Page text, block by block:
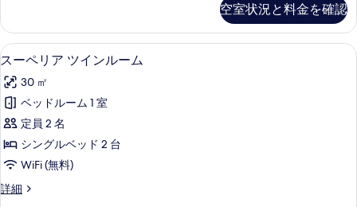
す
る
ー
ム
の
す
べ
て
の
写
真
ス
ツ
イ
ル
ー
の
詳
細
空室状況と料金を確認
ス
ー
ペ
リ
ア
ツ
イ
ン
高級寝具、羽毛の掛け布団、ミニバ
5
スーペリア ツインルーム
30 ㎡
ベッドルーム 1 室
定員 2 名
シングルベッド 2 台
WiFi (無料)
詳細
ス